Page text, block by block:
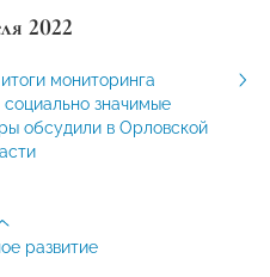
2022
мониторинга
значимые
обсудили в Орловской
развитие